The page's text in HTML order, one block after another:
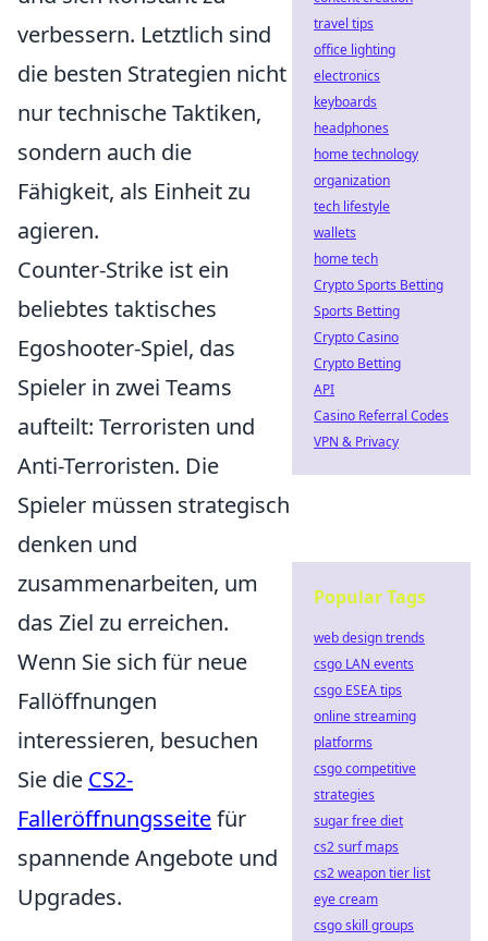
verbessern. Letztlich sind
die besten Strategien nicht
nur technische Taktiken,
sondern auch die
Fähigkeit, als Einheit zu
agieren.
Counter-Strike ist ein
beliebtes taktisches
Egoshooter-Spiel, das
Spieler in zwei Teams
aufteilt: Terroristen und
Anti-Terroristen. Die
Spieler müssen strategisch
denken und
zusammenarbeiten, um
das Ziel zu erreichen.
Wenn Sie sich für neue
Fallöffnungen
interessieren, besuchen
Sie die CS2-
Falleröffnungsseitefür
spannende Angebote und
Upgrades.
travel tips
office lighting
electronics
keyboards
headphones
home technology
organization
tech lifestyle
wallets
home tech
Crypto Sports Betting
Sports Betting
Crypto Casino
Crypto Betting
API
Casino Referral Codes
VPN & Privacy
Popular Tags
web design trends
csgo LAN events
csgo ESEA tips
online streaming
platforms
csgo competitive
strategies
sugar free diet
cs2 surf maps
cs2 weapon tier list
eye cream
csgo skill groups